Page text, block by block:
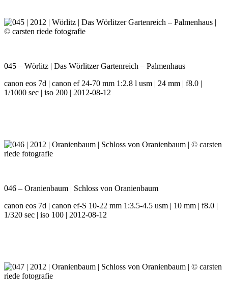
045 – Wörlitz | Das Wörlitzer Gartenreich – Palmenhaus
canon eos 7d | canon ef 24-70 mm 1:2.8 l usm | 24 mm | f8.0 |
1/1000 sec | iso 200 | 2012-08-12
046 – Oranienbaum | Schloss von Oranienbaum
canon eos 7d | canon ef-S 10-22 mm 1:3.5-4.5 usm | 10 mm | f8.0 |
1/320 sec | iso 100 | 2012-08-12